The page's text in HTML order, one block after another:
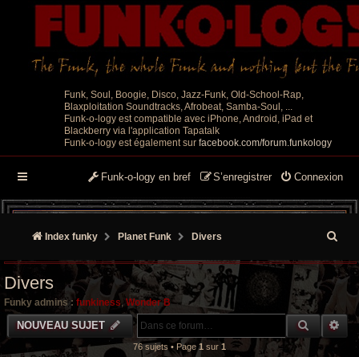
Funk, Soul, Boogie, Disco, Jazz-Funk, Old-School-Rap,
Blaxploitation Soundtracks, Afrobeat, Samba-Soul, ...
Funk-o-logy est compatible avec iPhone, Android, iPad et
Blackberry via l'application Tapatalk
Funk-o-logy est également sur facebook.com/forum.funkology
Connexion
S’enregistrer
Funk-o-logy en bref
Index funky Planet Funk Divers
e
h
Divers
Funky admins : funkiness, Wonder B
NOUVEAU SUJET
76 sujets • Page 1 sur 1